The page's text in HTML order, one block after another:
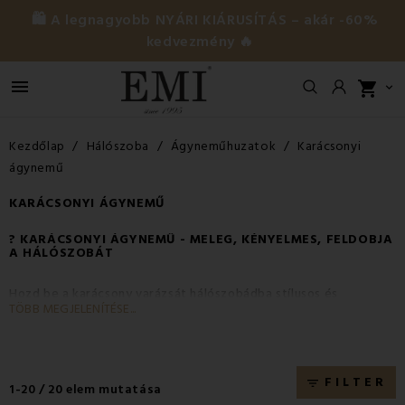
🛍️ A legnagyobb NYÁRI KIÁRUSÍTÁS – akár -60%
kedvezmény 🔥
 shopping_cart 
Kezdőlap Hálószoba Ágyneműhuzatok
Karácsonyi
ágynemű
KARÁCSONYI ÁGYNEMŰ
? KARÁCSONYI ÁGYNEMŰ - MELEG, KÉNYELMES, FELDOBJA
A HÁLÓSZOBÁT
melegséget árasztó karácsonyi ágyneműinkkel. Minden éjszaka
motívumai az igazi
ünnepi hangulatot
TÖBB MEGJELENÍTÉSE...
filter_list FILTER
1-20 / 20 elem mutatása